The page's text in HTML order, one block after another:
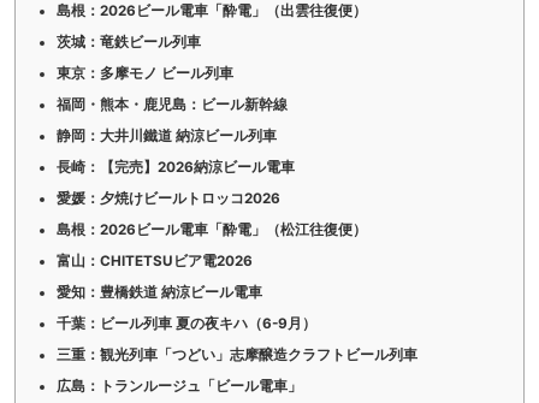
島根：2026ビール電車「酔電」（出雲往復便）
茨城：竜鉄ビール列車
東京：多摩モノ ビール列車
福岡・熊本・鹿児島：ビール新幹線
静岡：大井川鐵道 納涼ビール列車
長崎：【完売】2026納涼ビール電車
愛媛：夕焼けビールトロッコ2026
島根：2026ビール電車「酔電」（松江往復便）
富山：CHITETSUビア電2026
愛知：豊橋鉄道 納涼ビール電車
千葉：ビール列車 夏の夜キハ（6-9月）
三重：観光列車「つどい」志摩醸造クラフトビール列車
広島：トランルージュ「ビール電車」